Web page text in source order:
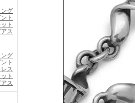
ング
ト
ト
アス
ング
ト
ス
ト
アス